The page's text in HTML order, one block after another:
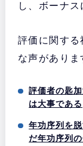
し、ボーナス
評価に関する
な声がありま
評価者の匙
は大事である
年功序列を
だ年功序列